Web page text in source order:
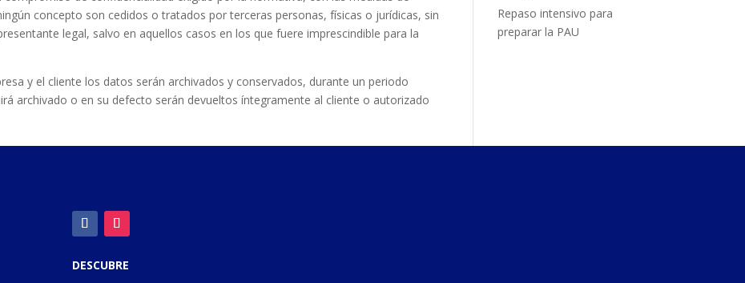
concepto son cedidos o tratados por terceras personas, físicas o jurídicas, sin
legal, salvo en aquellos casos en los que fuere imprescindible para la
y el cliente los datos serán archivados y conservados, durante un periodo
archivado o en su defecto serán devueltos íntegramente al cliente o autorizado
Repaso intensivo para
preparar la PAU
DESCUBRE